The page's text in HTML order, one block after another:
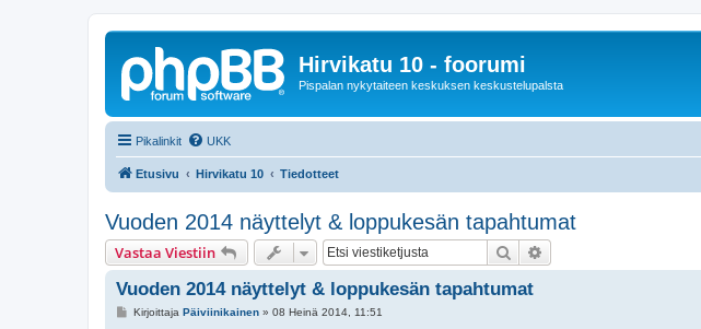
Hirvikatu 10 - foorumi
Pispalan nykytaiteen keskuksen keskustelupalsta
Pikalinkit UKK
Etusivu Hirvikatu 10 Tiedotteet
Vuoden 2014 näyttelyt & loppukesän tapahtumat
Vastaa Viestiin Etsi
Vuoden 2014 näyttelyt & loppukesän tapahtumat
VKirjoittaja Päiviinikainen» 08 Heinä 2014, 11:51